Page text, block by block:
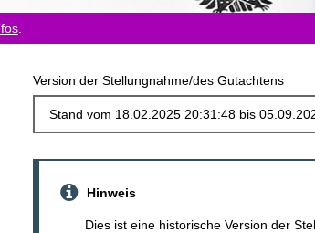
Version der Stellungnahme/des Gutachtens
Hinweis
Dies ist eine historische Version der